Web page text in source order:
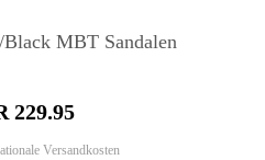
MBT Sandalen
229.95
Versandkosten